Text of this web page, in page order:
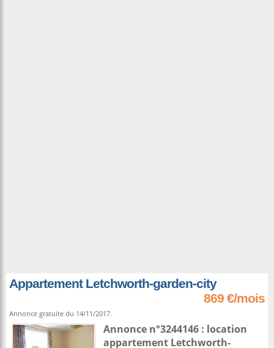
Appartement Letchworth-garden-city
869 €/mois
Annonce gratuite du 14/11/2017.
Annonce n°3244146 : location
appartement Letchworth-